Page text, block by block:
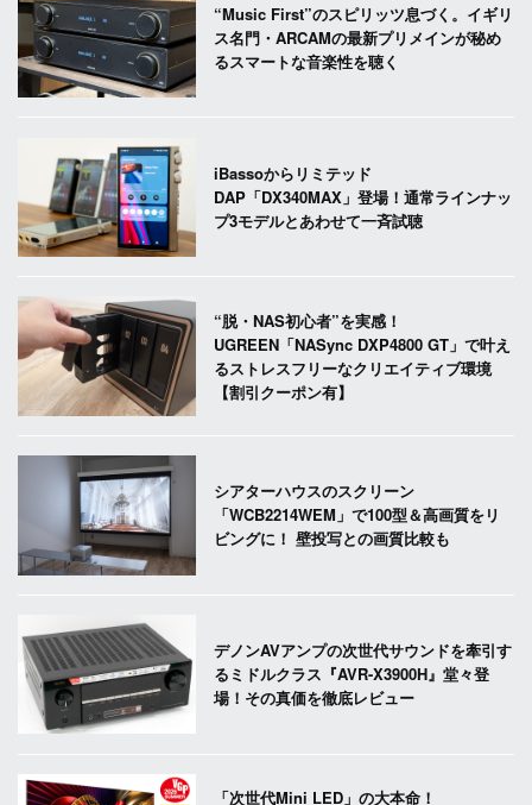
“Music First”のスピリッツ息づく。イギリ
ス名門・ARCAMの最新プリメインが秘め
るスマートな音楽性を聴く
iBassoからリミテッド
DAP「DX340MAX」登場！通常ラインナッ
プ3モデルとあわせて一斉試聴
“脱・NAS初心者”を実感！
UGREEN「NASync DXP4800 GT」で叶え
るストレスフリーなクリエイティブ環境
【割引クーポン有】
シアターハウスのスクリーン
「WCB2214WEM」で100型＆高画質をリ
ビングに！ 壁投写との画質比較も
デノンAVアンプの次世代サウンドを牽引す
るミドルクラス『AVR-X3900H』堂々登
場！その真価を徹底レビュー
「次世代Mini LED」の大本命！